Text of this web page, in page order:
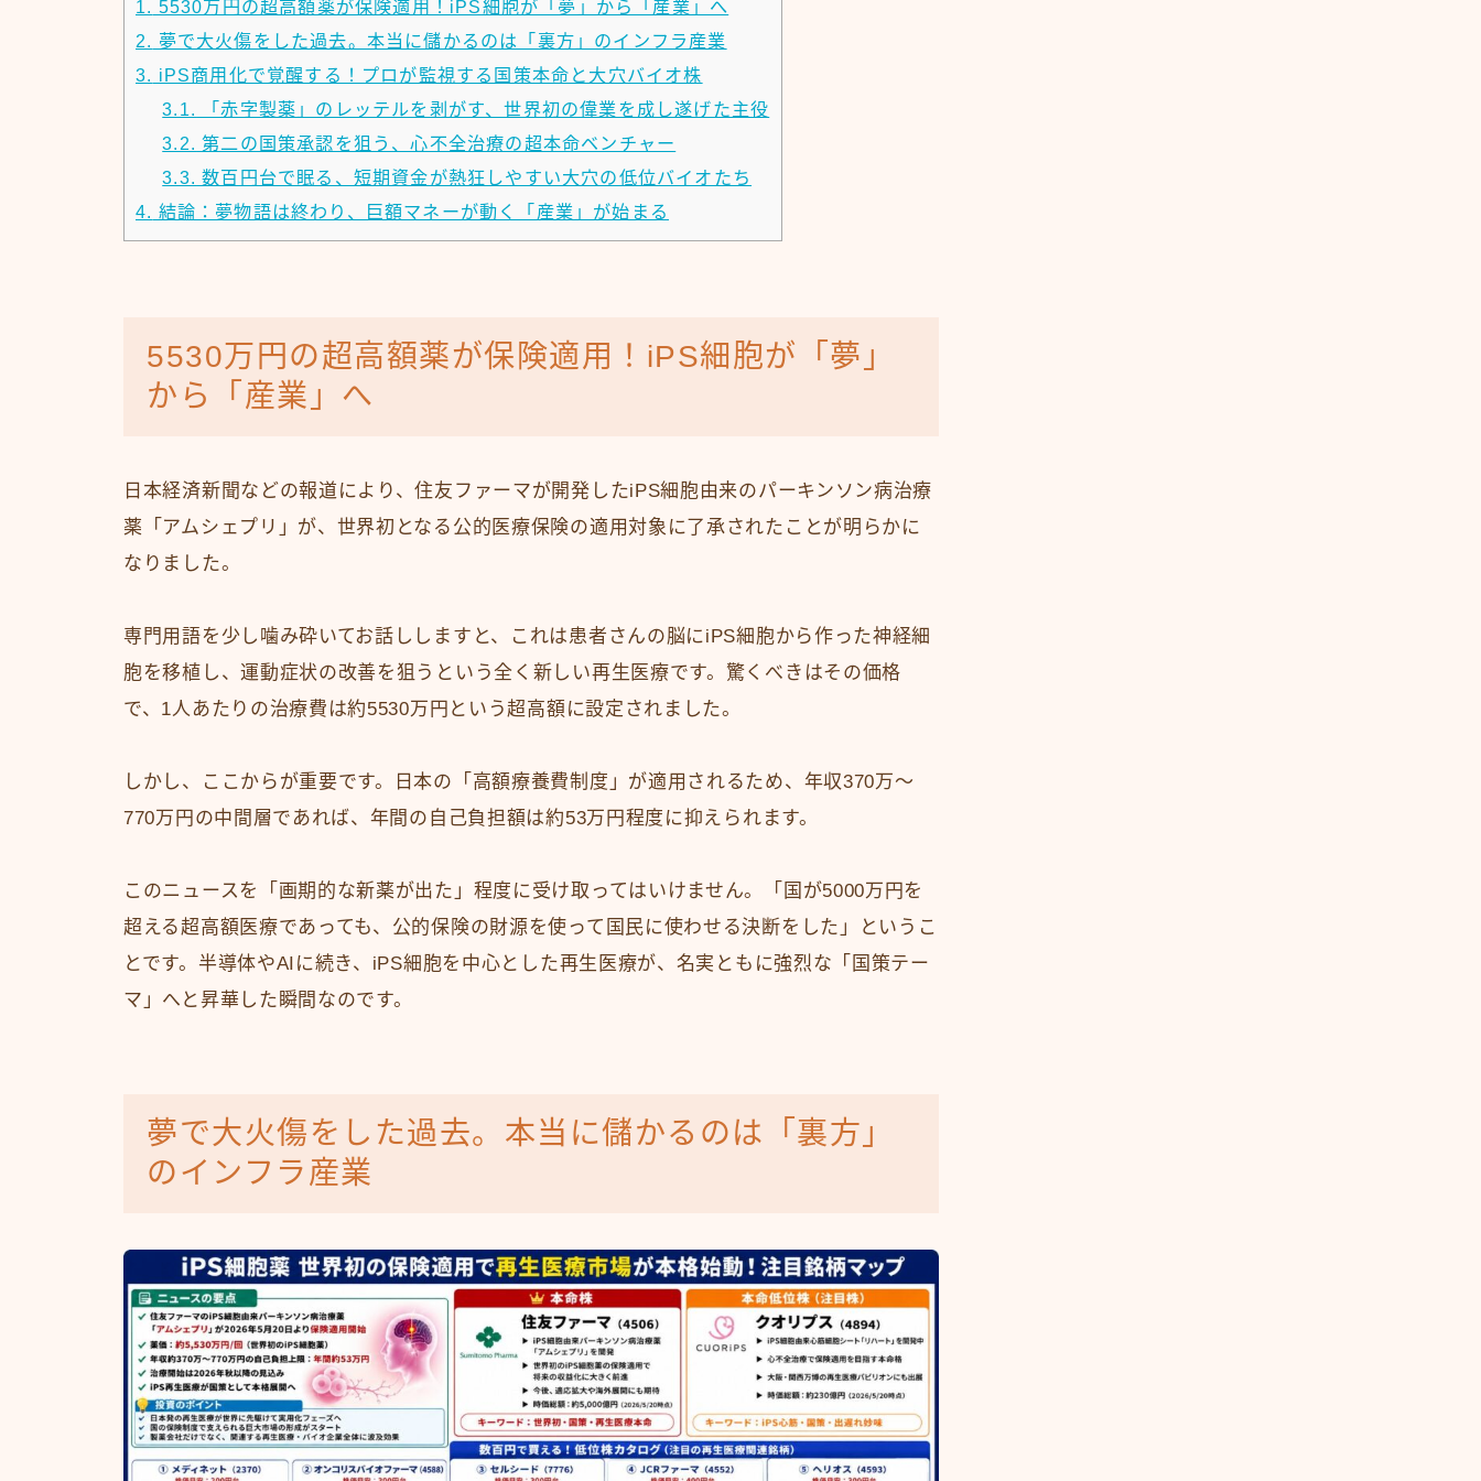
1. 5530万円の超高額薬が保険適用！iPS細胞が「夢」から「産業」へ
2. 夢で大火傷をした過去。本当に儲かるのは「裏方」のインフラ産業
3. iPS商用化で覚醒する！プロが監視する国策本命と大穴バイオ株
3.1.
「赤字製薬」のレッテルを剥がす、世界初の偉業を成し遂げた主役
3.2. 第二の国策承認を狙う、心不全治療の超本命ベンチャー
3.3. 数百円台で眠る、短期資金が熱狂しやすい大穴の低位バイオたち
4. 結論：夢物語は終わり、巨額マネーが動く「産業」が始まる
5530万円の超高額薬が保険適用！iPS細胞が「夢」
から「産業」へ
日本経済新聞などの報道により、住友ファーマが開発したiPS細胞由来のパーキンソン病治療
薬「アムシェプリ」が、世界初となる公的医療保険の適用対象に了承されたことが明らかに
なりました。
専門用語を少し噛み砕いてお話ししますと、これは患者さんの脳にiPS細胞から作った神経細
胞を移植し、運動症状の改善を狙うという全く新しい再生医療です。驚くべきはその価格
で、1人あたりの治療費は約5530万円という超高額に設定されました。
しかし、ここからが重要です。日本の「高額療養費制度」が適用されるため、年収370万〜
770万円の中間層であれば、年間の自己負担額は約53万円程度に抑えられます。
このニュースを「画期的な新薬が出た」程度に受け取ってはいけません。「国が5000万円を
超える超高額医療であっても、公的保険の財源を使って国民に使わせる決断をした」というこ
とです。半導体やAIに続き、iPS細胞を中心とした再生医療が、名実ともに強烈な「国策テー
マ」へと昇華した瞬間なのです。
夢で大火傷をした過去。本当に儲かるのは「裏方」
のインフラ産業